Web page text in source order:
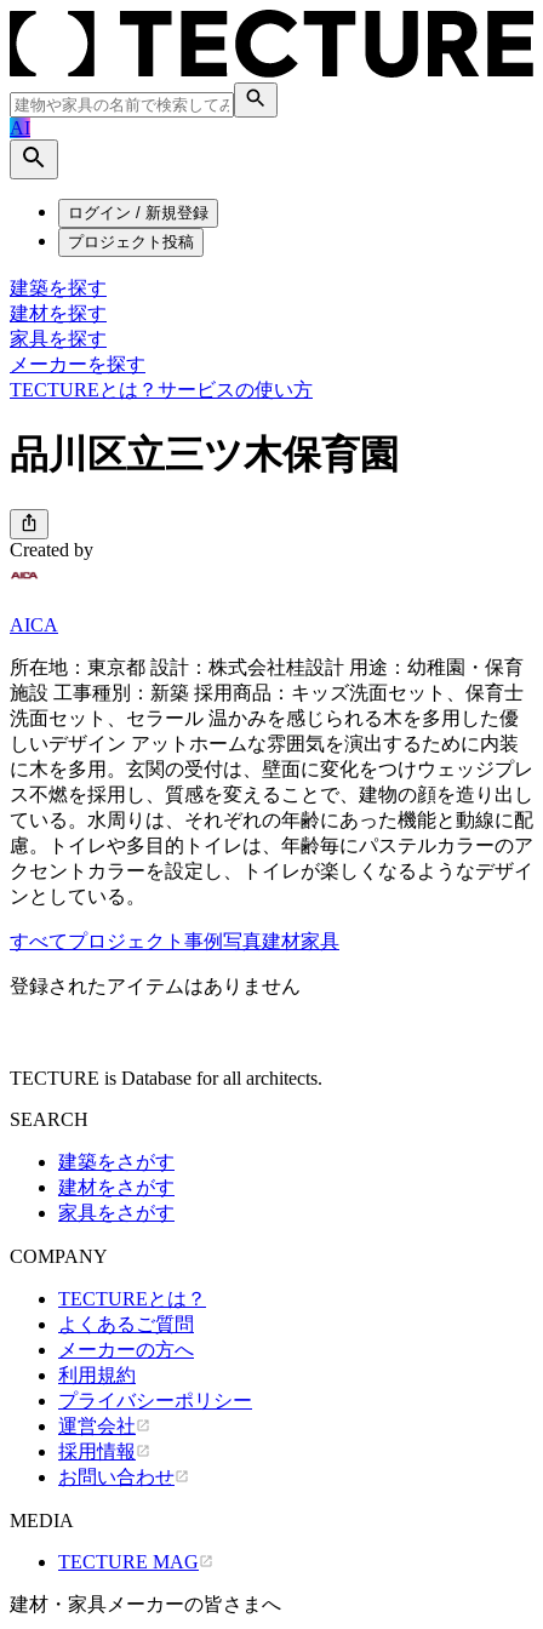
AI
ログイン / 新規登録
プロジェクト投稿
建築を探す
建材を探す
家具を探す
メーカーを探す
TECTUREとは？ サービスの使い方
品川区立三ツ木保育園
Created by
AICA
所在地：東京都 設計：株式会社桂設計 用途：幼稚園・保育
施設 工事種別：新築 採用商品：キッズ洗面セット、保育士
洗面セット、セラール 温かみを感じられる木を多用した優
しいデザイン アットホームな雰囲気を演出するために内装
に木を多用。玄関の受付は、壁面に変化をつけウェッジプレ
ス不燃を採用し、質感を変えることで、建物の顔を造り出し
ている。水周りは、それぞれの年齢にあった機能と動線に配
慮。トイレや多目的トイレは、年齢毎にパステルカラーのア
クセントカラーを設定し、トイレが楽しくなるようなデザイ
ンとしている。
すべてプロジェクト 事例写真建材家具
登録されたアイテムはありません
TECTURE is Database for all architects.
SEARCH
建築をさがす
建材をさがす
家具をさがす
COMPANY
TECTUREとは？
よくあるご質問
メーカーの方へ
利用規約
プライバシーポリシー
運営会社
採用情報
お問い合わせ
MEDIA
TECTURE MAG
建材・家具メーカーの皆さまへ